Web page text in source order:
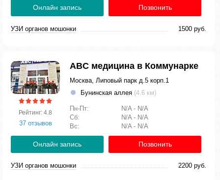
Онлайн запись Позвонить
УЗИ органов мошонки 1500 руб.
Рейтинг: 4.8
37 отзывов
ABC медицина в Коммунарке
Москва, Липовый парк д.5 корп.1
Бунинская аллея (4.6 км)
Пн-Пт:
N/A - N/A
Сб:
N/A - N/A
Вс:
N/A - N/A
Онлайн запись Позвонить
УЗИ органов мошонки 2200 руб.